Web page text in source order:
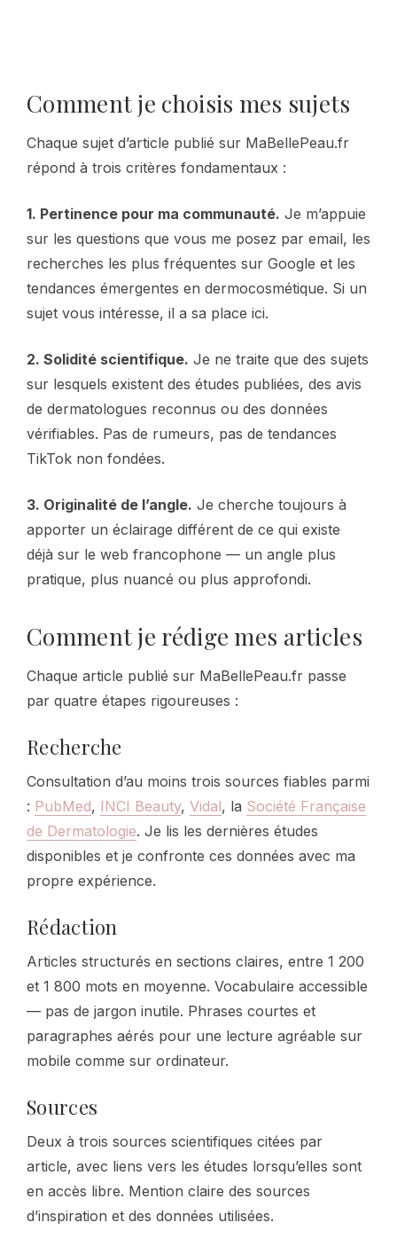
Comment je choisis mes sujets
Chaque sujet d’article publié sur MaBellePeau.fr
répond à trois critères fondamentaux :
1. Pertinence pour ma communauté. Je m’appuie
sur les questions que vous me posez par email, les
recherches les plus fréquentes sur Google et les
tendances émergentes en dermocosmétique. Si un
sujet vous intéresse, il a sa place ici.
2. Solidité scientifique. Je ne traite que des sujets
sur lesquels existent des études publiées, des avis
de dermatologues reconnus ou des données
vérifiables. Pas de rumeurs, pas de tendances
TikTok non fondées.
3. Originalité de l’angle. Je cherche toujours à
apporter un éclairage différent de ce qui existe
déjà sur le web francophone — un angle plus
pratique, plus nuancé ou plus approfondi.
Comment je rédige mes articles
Chaque article publié sur MaBellePeau.fr passe
par quatre étapes rigoureuses :
Recherche
Consultation d’au moins trois sources fiables parmi
: PubMed, INCI Beauty, Vidal, la Société Française
de Dermatologie. Je lis les dernières études
disponibles et je confronte ces données avec ma
propre expérience.
Rédaction
Articles structurés en sections claires, entre 1 200
et 1 800 mots en moyenne. Vocabulaire accessible
— pas de jargon inutile. Phrases courtes et
paragraphes aérés pour une lecture agréable sur
mobile comme sur ordinateur.
Sources
Deux à trois sources scientifiques citées par
article, avec liens vers les études lorsqu’elles sont
en accès libre. Mention claire des sources
d’inspiration et des données utilisées.